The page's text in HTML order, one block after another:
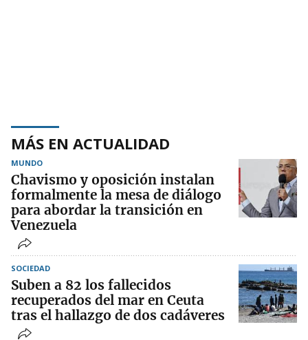
MÁS EN ACTUALIDAD
MUNDO
Chavismo y oposición instalan
formalmente la mesa de diálogo
para abordar la transición en
Venezuela
SOCIEDAD
Suben a 82 los fallecidos
recuperados del mar en Ceuta
tras el hallazgo de dos cadáveres